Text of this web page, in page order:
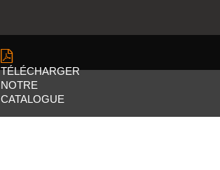
TÉLÉCHARGER
NOTRE
CATALOGUE